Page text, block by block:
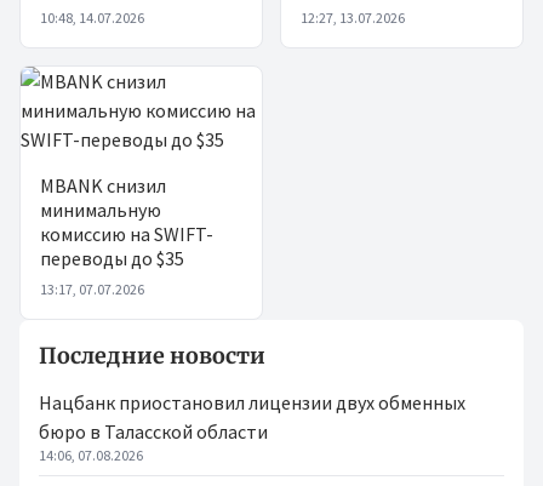
10:48, 14.07.2026 12:27, 13.07.2026
MBANK снизил
минимальную
комиссию на SWIFT-
переводы до $35
13:17, 07.07.2026
Последние новости
Нацбанк приостановил лицензии двух обменных
бюро в Таласской области
14:06, 07.08.2026